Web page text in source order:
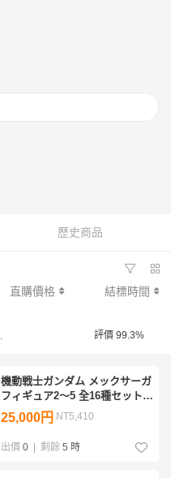
歷史商品
直購價格 結標時間
評價 99.3%
機動戦士ガンダム メックサーガ
フィギュア2～5 全16種セット＋
ビグザム
25,000円 NT5,410
出價 0 剩餘 5 時